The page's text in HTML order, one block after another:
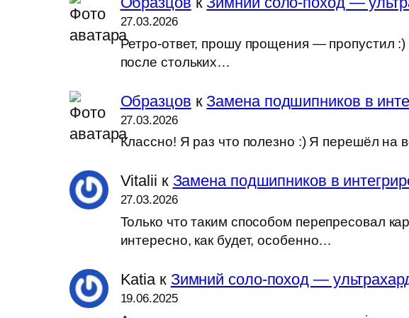
27.03.2026
Ретро-ответ, прошу прощения — пропустил
после стольких…
Образцов к Замена подшипников в
27.03.2026
Классно! Я раз что полезно :) Я перешёл на
Vitalii к Замена подшипников в
27.03.2026
Только что таким способом перепресовал
интересно, как будет, особенно…
Katiaк Зимний соло-поход —
19.06.2025